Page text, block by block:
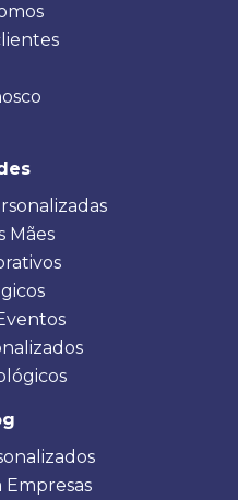
Mães
Empresas